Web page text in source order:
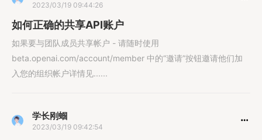
2023/03/19 09:44:26
如何正确的共享API账户
如果要与团队成员共享帐户 - 请随时使用
beta.openai.com/account/member 中的“邀请”按钮邀请他们加
入您的组织帐户详情见......
学长刚蝈
2023/03/19 09:42:54